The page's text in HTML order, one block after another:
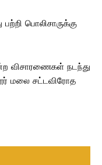
பொலிசாருக்கு
விசாரணைகள் நடந்து
மலை சட்டவிரோத